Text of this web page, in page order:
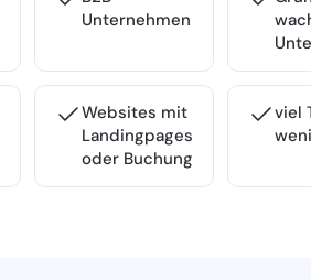
Unternehmen
Websites mit
Landingpages
oder Buchung
viel